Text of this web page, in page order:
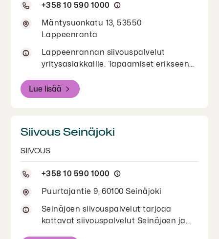
+358 10 590 1000
Mäntysuonkatu 13, 53550
Lappeenranta
Lappeenrannan siivouspalvelut
yritysasiakkaille. Tapaamiset erikseen
Lue lisää
Siivous Seinäjoki
SIIVOUS
+358 10 590 1000
Puurtajantie 9, 60100 Seinäjoki
Seinäjoen siivouspalvelut tarjoaa
kattavat siivouspalvelut Seinäjoen ja